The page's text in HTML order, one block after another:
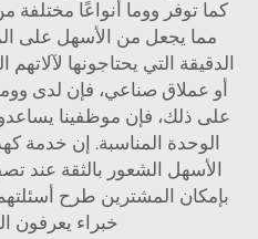
كما توفر ووما أنواعًا مختلفة
مما يجعل من الأسهل على
الدقيقة التي يحتاجونها
أو عملاق صناعي، فإن لدى
على ذلك، فإن موظفينا
الوحدة المناسبة. إن خدمة
الأسهل الشعور بالثقة عند
بإمكان المشترين طرح
خبراء يعرفون